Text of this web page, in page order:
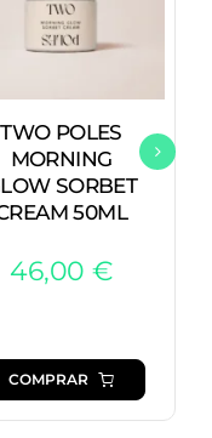
TWO POLES
MORNING
SORBET
50ML
46,00 €
COMPRAR